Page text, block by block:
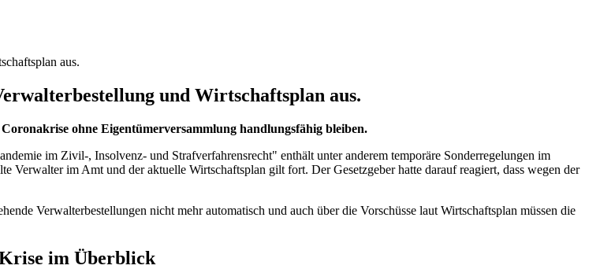
aus.
und Wirtschaftsplan aus.
ohne Eigentümerversammlung handlungsfähig bleiben.
im Zivil-, Insolvenz- und Strafverfahrensrecht" enthält unter anderem temporäre Sonderregelungen im
Verwalter im Amt und der aktuelle Wirtschaftsplan gilt fort. Der Gesetzgeber hatte darauf reagiert, dass wegen der
Verwalterbestellungen nicht mehr automatisch und auch über die Vorschüsse laut Wirtschaftsplan müssen die
im Überblick